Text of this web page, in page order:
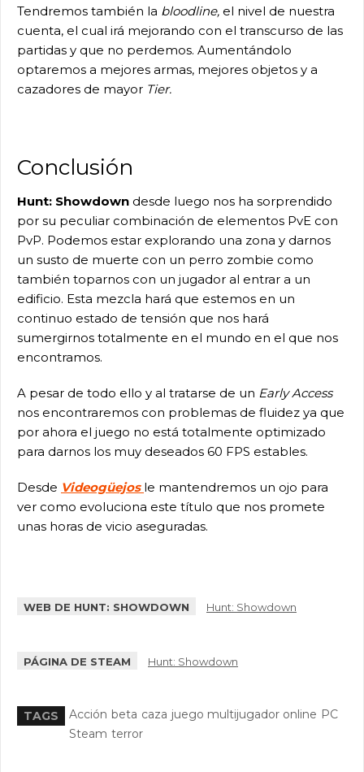
Tendremos también la bloodline, el nivel de nuestra
cuenta, el cual irá mejorando con el transcurso de las
partidas y que no perdemos. Aumentándolo
optaremos a mejores armas, mejores objetos y a
cazadores de mayor Tier.
Conclusión
Hunt: Showdown desde luego nos ha sorprendido
por su peculiar combinación de elementos PvE con
PvP. Podemos estar explorando una zona y darnos
un susto de muerte con un perro zombie como
también toparnos con un jugador al entrar a un
edificio. Esta mezcla hará que estemos en un
continuo estado de tensión que nos hará
sumergirnos totalmente en el mundo en el que nos
encontramos.
A pesar de todo ello y al tratarse de un Early Access
nos encontraremos con problemas de fluidez ya que
por ahora el juego no está totalmente optimizado
para darnos los muy deseados 60 FPS estables.
Desde Videogüejos le mantendremos un ojo para
ver como evoluciona este título que nos promete
unas horas de vicio aseguradas.
WEB DE HUNT: SHOWDOWN Hunt: Showdown
PÁGINA DE STEAM Hunt: Showdown
TAGS Acción beta caza juego multijugador online PC
Steam terror